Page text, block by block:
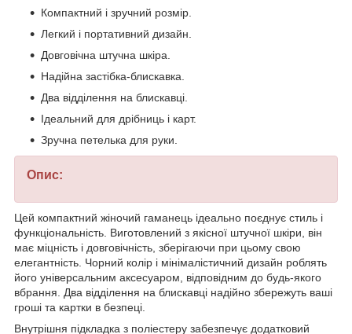
Компактний і зручний розмір.
Легкий і портативний дизайн.
Довговічна штучна шкіра.
Надійна застібка-блискавка.
Два відділення на блискавці.
Ідеальний для дрібниць і карт.
Зручна петелька для руки.
Опис:
Цей компактний жіночий гаманець ідеально поєднує стиль і
функціональність. Виготовлений з якісної штучної шкіри, він
має міцність і довговічність, зберігаючи при цьому свою
елегантність. Чорний колір і мінімалістичний дизайн роблять
його універсальним аксесуаром, відповідним до будь-якого
вбрання. Два відділення на блискавці надійно збережуть ваші
гроші та картки в безпеці.
Внутрішня підкладка з поліестеру забезпечує додатковий